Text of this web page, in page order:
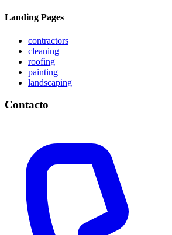
Landing Pages
contractors
cleaning
roofing
painting
landscaping
Contacto